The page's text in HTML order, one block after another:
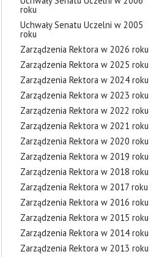
roku
Uchwały Senatu Uczelni w 2005
roku
Zarządzenia Rektora w 2026 roku
Zarządzenia Rektora w 2025 roku
Zarządzenia Rektora w 2024 roku
Zarządzenia Rektora w 2023 roku
Zarządzenia Rektora w 2022 roku
Zarządzenia Rektora w 2021 roku
Zarządzenia Rektora w 2020 roku
Zarządzenia Rektora w 2019 roku
Zarządzenia Rektora w 2018 roku
Zarządzenia Rektora w 2017 roku
Zarządzenia Rektora w 2016 roku
Zarządzenia Rektora w 2015 roku
Zarządzenia Rektora w 2014 roku
Zarządzenia Rektora w 2013 roku